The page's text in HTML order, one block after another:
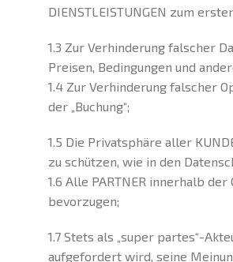
DIENSTLEISTUNGEN zum
1.3 Zur Verhinderung falscher
Preisen, Bedingungen und
1.4 Zur Verhinderung falscher
der „Buchung“;
1.5 Die Privatsphäre aller
zu schützen, wie in den
1.6 Alle PARTNER innerhalb
bevorzugen;
1.7 Stets als „super partes“-
aufgefordert wird, seine